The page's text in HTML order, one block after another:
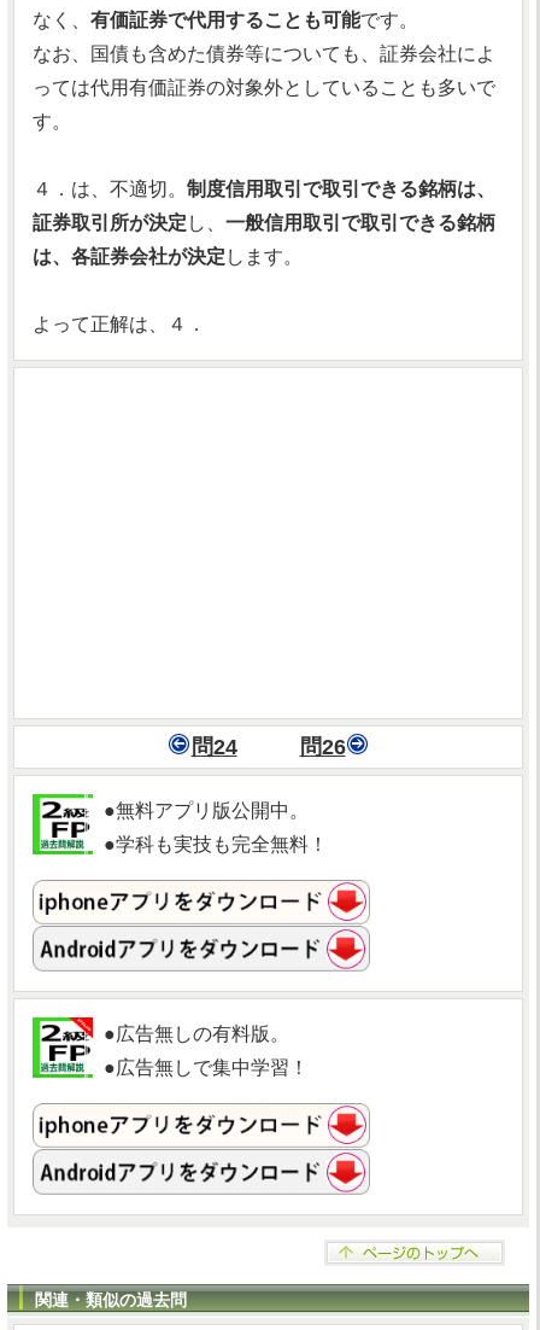
なく、 有価証券で代用することも可能です。
なお、国債も含めた債券等についても、証券会社によ
っては代用有価証券の対象外としていることも多いで
す。
４．は、不適切。 制度信用取引で取引できる銘柄は、
証券取引所が決定 し、 一般信用取引で取引できる銘柄
は、各証券会社が決定 します。
よって正解は、４．
問24 問26
●無料アプリ版公開中。
●学科も実技も完全無料！
●広告無しの有料版。
●広告無しで集中学習！
関連・類似の過去問